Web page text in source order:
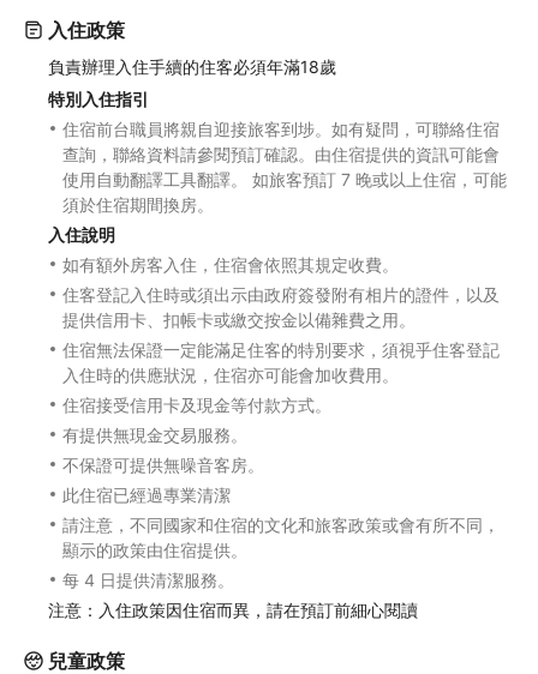
入住政策
負責辦理入住手續的住客必須年滿18歲
特別入住指引
住宿前台職員將親自迎接旅客到埗。如有疑問，可聯絡住宿
查詢，聯絡資料請參閱預訂確認。由住宿提供的資訊可能會
使用自動翻譯工具翻譯。 如旅客預訂 7 晚或以上住宿，可能
須於住宿期間換房。
入住說明
如有額外房客入住，住宿會依照其規定收費。
住客登記入住時或須出示由政府簽發附有相片的證件，以及
提供信用卡、扣帳卡或繳交按金以備雜費之用。
住宿無法保證一定能滿足住客的特別要求，須視乎住客登記
入住時的供應狀況，住宿亦可能會加收費用。
住宿接受信用卡及現金等付款方式。
有提供無現金交易服務。
不保證可提供無噪音客房。
此住宿已經過專業清潔
請注意，不同國家和住宿的文化和旅客政策或會有所不同，
顯示的政策由住宿提供。
每 4 日提供清潔服務。
注意：入住政策因住宿而異，請在預訂前細心閱讀
兒童政策